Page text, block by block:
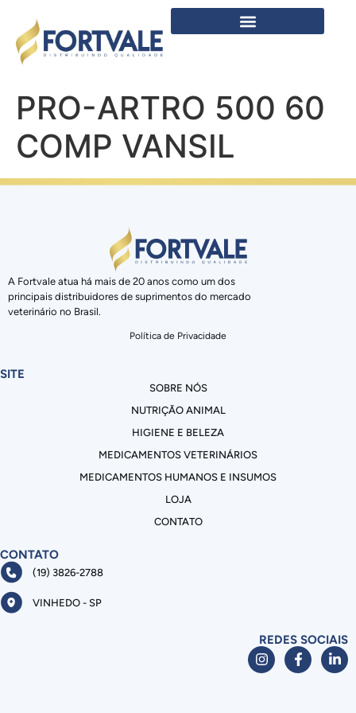
PRO-ARTRO 500 60
COMP VANSIL
A Fortvale atua há mais de 20 anos como um dos
principais distribuidores de suprimentos do mercado
veterinário no Brasil.
Política de Privacidade
SITE
SOBRE NÓS
NUTRIÇÃO ANIMAL
HIGIENE E BELEZA
MEDICAMENTOS VETERINÁRIOS
MEDICAMENTOS HUMANOS E INSUMOS
LOJA
CONTATO
CONTATO
(19) 3826-2788
VINHEDO - SP
REDES SOCIAIS